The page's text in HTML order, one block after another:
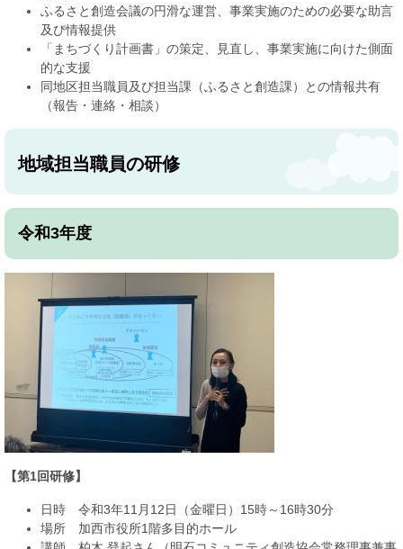
ふるさと創造会議の円滑な運営、事業実施のための必要な助言
及び情報提供
「まちづくり計画書」の策定、見直し、事業実施に向けた側面
的な支援
同地区担当職員及び担当課（ふるさと創造課）との情報共有
（報告・連絡・相談）
地域担当職員の研修
令和3年度
【第1回研修】
日時 令和3年11月12日（金曜日）15時～16時30分
場所 加西市役所1階多目的ホール